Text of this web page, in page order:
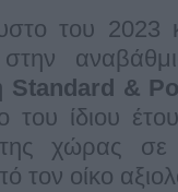
του 2023
Standard &
του ίδιου
της χώρας
τον οίκο